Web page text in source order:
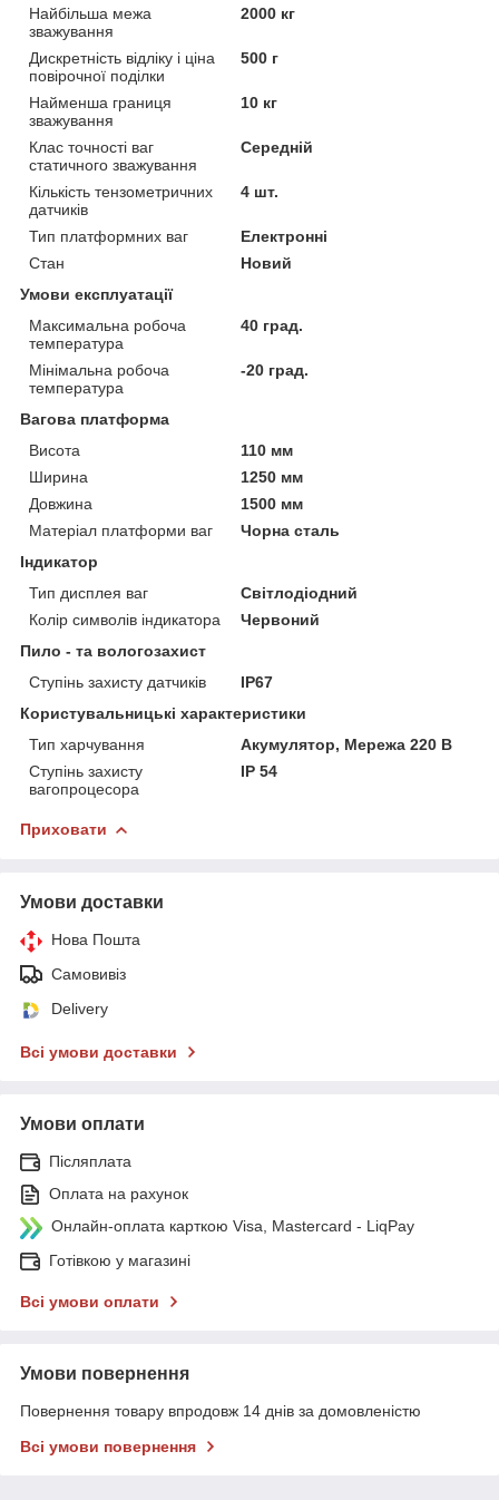
Найбільша межа
зважування
2000 кг
Дискретність відліку і ціна
повірочної поділки
500 г
Найменша границя
зважування
10 кг
Клас точності ваг
статичного зважування
Середній
Кількість тензометричних
датчиків
4 шт.
Тип платформних ваг
Електронні
Стан
Новий
Умови експлуатації
Максимальна робоча
температура
40 град.
Мінімальна робоча
температура
-20 град.
Вагова платформа
Висота
110 мм
Ширина
1250 мм
Довжина
1500 мм
Матеріал платформи ваг
Чорна сталь
Індикатор
Тип дисплея ваг
Світлодіодний
Колір символів індикатора
Червоний
Пило - та вологозахист
Ступінь захисту датчиків
IP67
Користувальницькі характеристики
Тип харчування
Акумулятор, Мережа 220 В
Ступінь захисту
вагопроцесора
IP 54
Приховати
Умови доставки
Нова Пошта
Самовивіз
Delivery
Всі умови доставки
Умови оплати
Післяплата
Оплата на рахунок
Онлайн-оплата карткою Visa, Mastercard - LiqPay
Готівкою у магазині
Всі умови оплати
Умови повернення
Повернення товару впродовж 14 днів за домовленістю
Всі умови повернення